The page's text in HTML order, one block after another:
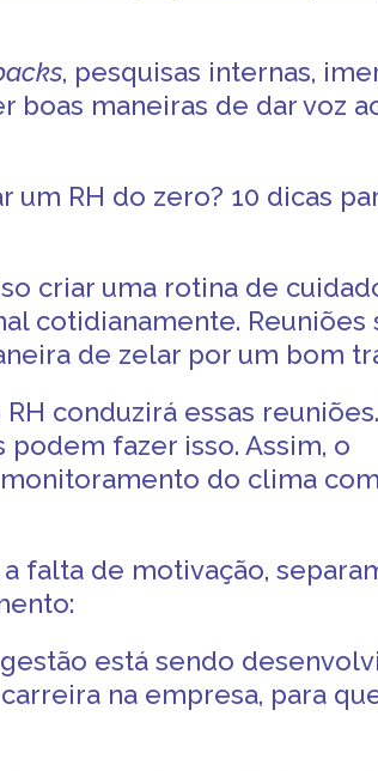
, pesquisas internas,
boas maneiras de dar voz
um RH do zero? 10 dicas
criar uma rotina de
cotidianamente. Reuniões
de zelar por um bom
conduzirá essas
fazer isso. Assim, o
do clima
falta de motivação,
está sendo
na empresa, para